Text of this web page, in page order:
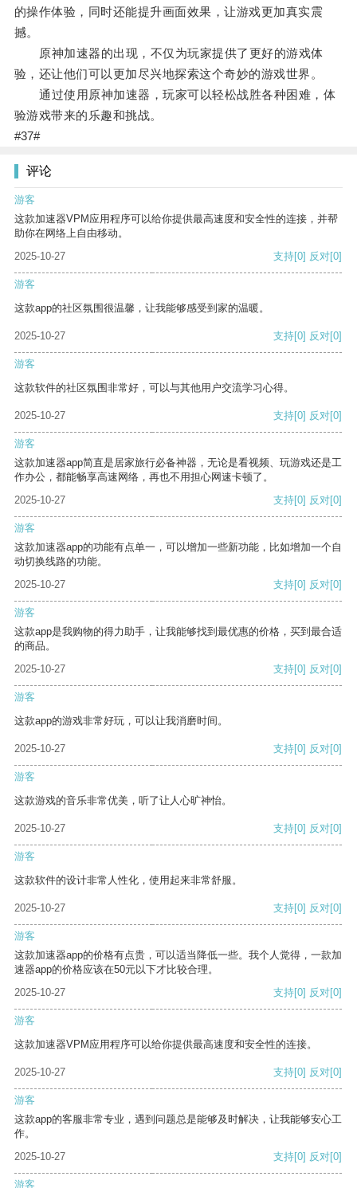
的操作体验，同时还能提升画面效果，让游戏更加真实震
撼。
原神加速器的出现，不仅为玩家提供了更好的游戏体
验，还让他们可以更加尽兴地探索这个奇妙的游戏世界。
通过使用原神加速器，玩家可以轻松战胜各种困难，体
验游戏带来的乐趣和挑战。
#37#
评论
游客
这款加速器VPM应用程序可以给你提供最高速度和安全性的连接，并帮
助你在网络上自由移动。
2025-10-27
支持[0] 反对[0]
游客
这款app的社区氛围很温馨，让我能够感受到家的温暖。
2025-10-27 支持[0] 反对[0]
游客
这款软件的社区氛围非常好，可以与其他用户交流学习心得。
2025-10-27 支持[0] 反对[0]
游客
这款加速器app简直是居家旅行必备神器，无论是看视频、玩游戏还是工
作办公，都能畅享高速网络，再也不用担心网速卡顿了。
2025-10-27
支持[0] 反对[0]
游客
这款加速器app的功能有点单一，可以增加一些新功能，比如增加一个自
动切换线路的功能。
2025-10-27
支持[0] 反对[0]
游客
这款app是我购物的得力助手，让我能够找到最优惠的价格，买到最合适
的商品。
2025-10-27
支持[0] 反对[0]
游客
这款app的游戏非常好玩，可以让我消磨时间。
2025-10-27 支持[0] 反对[0]
游客
这款游戏的音乐非常优美，听了让人心旷神怡。
2025-10-27 支持[0] 反对[0]
游客
这款软件的设计非常人性化，使用起来非常舒服。
2025-10-27 支持[0] 反对[0]
游客
这款加速器app的价格有点贵，可以适当降低一些。我个人觉得，一款加
速器app的价格应该在50元以下才比较合理。
2025-10-27
支持[0] 反对[0]
游客
这款加速器VPM应用程序可以给你提供最高速度和安全性的连接。
2025-10-27 支持[0] 反对[0]
游客
这款app的客服非常专业，遇到问题总是能够及时解决，让我能够安心工
作。
2025-10-27
支持[0] 反对[0]
游客